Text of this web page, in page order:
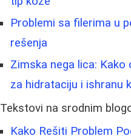
Problemi sa filerima u
rešenja
Zimska nega lica:
za hidrataciju i ishranu
Tekstovi na srodnim
Kako Rešiti Problem